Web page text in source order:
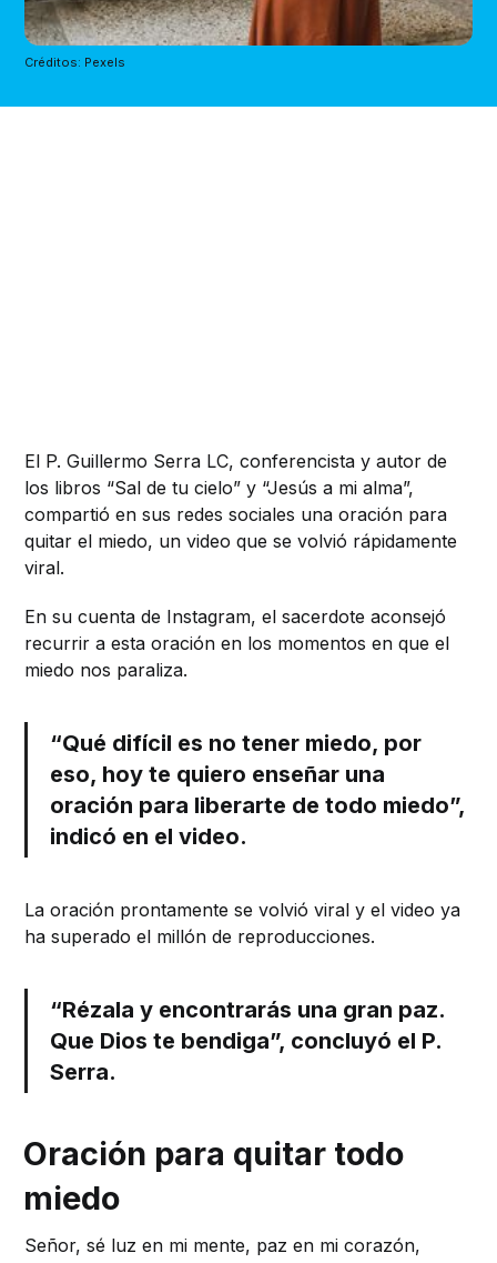
Créditos: Pexels
El P. Guillermo Serra LC, conferencista y autor de
los libros “Sal de tu cielo” y “Jesús a mi alma”,
compartió en sus redes sociales una oración para
quitar el miedo, un video que se volvió rápidamente
viral.
En su cuenta de Instagram, el sacerdote aconsejó
recurrir a esta oración en los momentos en que el
miedo nos paraliza.
“Qué difícil es no tener miedo, por
eso, hoy te quiero enseñar una
oración para liberarte de todo miedo”,
indicó en el video.
La oración prontamente se volvió viral y el video ya
ha superado el millón de reproducciones.
“Rézala y encontrarás una gran paz.
Que Dios te bendiga”, concluyó el P.
Serra.
Oración para quitar todo
miedo
Señor, sé luz en mi mente, paz en mi corazón,